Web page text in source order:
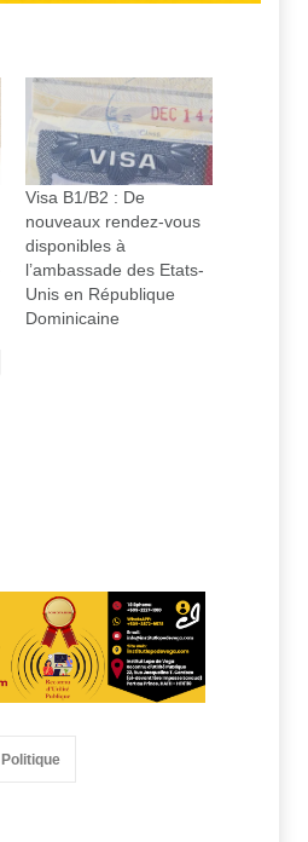
Visa B1/B2 : De
nouveaux rendez-vous
disponibles à
l’ambassade des Etats-
Unis en République
Dominicaine
Politique